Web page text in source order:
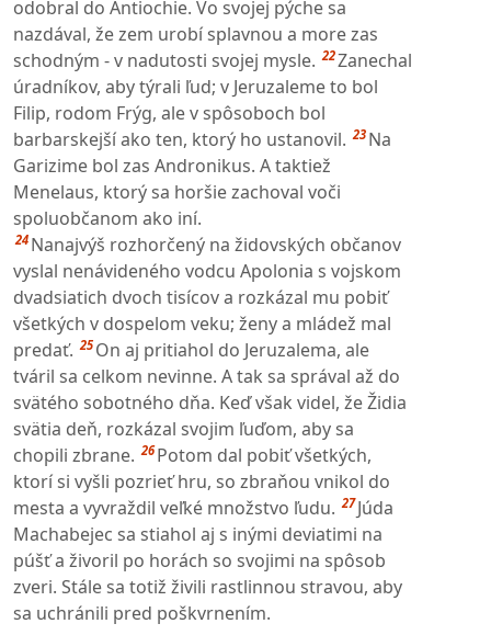
odobral do Antiochie. Vo svojej pýche sa
nazdával, že zem urobí splavnou a more zas
schodným - v nadutosti svojej mysle. 22Zanechal
úradníkov, aby týrali ľud; v Jeruzaleme to bol
Filip, rodom Frýg, ale v spôsoboch bol
barbarskejší ako ten, ktorý ho ustanovil. 23 Na
Garizime bol zas Andronikus. A taktiež
Menelaus, ktorý sa horšie zachoval voči
spoluobčanom ako iní.
24 Nanajvýš rozhorčený na židovských občanov
vyslal nenávideného vodcu Apolonia s vojskom
dvadsiatich dvoch tisícov a rozkázal mu pobiť
všetkých v dospelom veku; ženy a mládež mal
predať. 25 On aj pritiahol do Jeruzalema, ale
tváril sa celkom nevinne. A tak sa správal až do
svätého sobotného dňa. Keď však videl, že Židia
svätia deň, rozkázal svojim ľuďom, aby sa
chopili zbrane. 26 Potom dal pobiť všetkých,
ktorí si vyšli pozrieť hru, so zbraňou vnikol do
mesta a vyvraždil veľké množstvo ľudu. 27 Júda
Machabejec sa stiahol aj s inými deviatimi na
púšť a živoril po horách so svojimi na spôsob
zveri. Stále sa totiž živili rastlinnou stravou, aby
sa uchránili pred poškvrnením.